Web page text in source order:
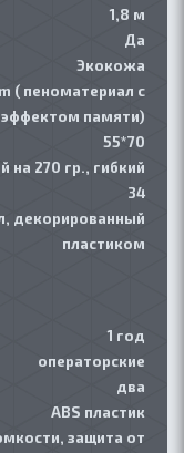
1,8 м
Да
Экокожа
( пеноматериал с
эффектом памяти)
55*70
на 270 гр., гибкий
34
декорированный
пластиком
1 год
операторские
два
ABS пластик
защита от